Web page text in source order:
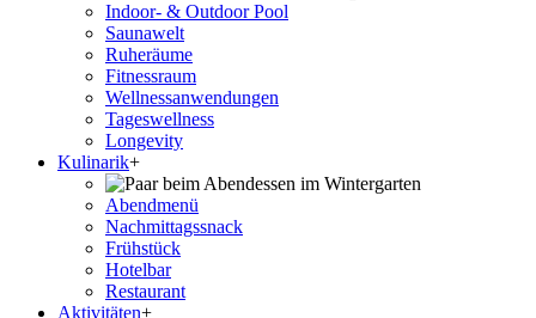
Indoor- & Outdoor Pool
Saunawelt
Ruheräume
Fitnessraum
Wellness­anwendungen
Tageswellness
Longevity
Kulinarik+
Abendmenü
Nachmittagssnack
Frühstück
Hotelbar
Restaurant
Aktivitäten+